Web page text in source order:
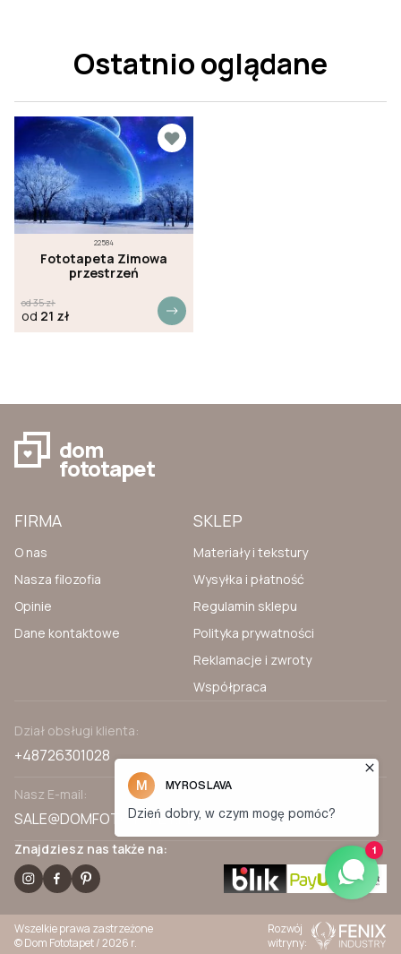
Ostatnio oglądane
22584
Fototapeta Zimowa
przestrzeń
od35zł
od 21 zł
dom
fototapet
Znajdziesz nas także na:
FIRMA
O nas
Nasza filozofia
Opinie
Dane kontaktowe
SKLEP
Materiały i tekstury
Wysyłka i płatność
Regulamin sklepu
Polityka prywatności
Reklamacje i zwroty
Współpraca
Dział obsługi klienta:
+48726301028
Nasz E-mail:
SALE@DOMFOTOTAPET.PL
Wszelkie prawa zastrzeżone
© Dom Fototapet / 2026 r.
Rozwój
witryny: